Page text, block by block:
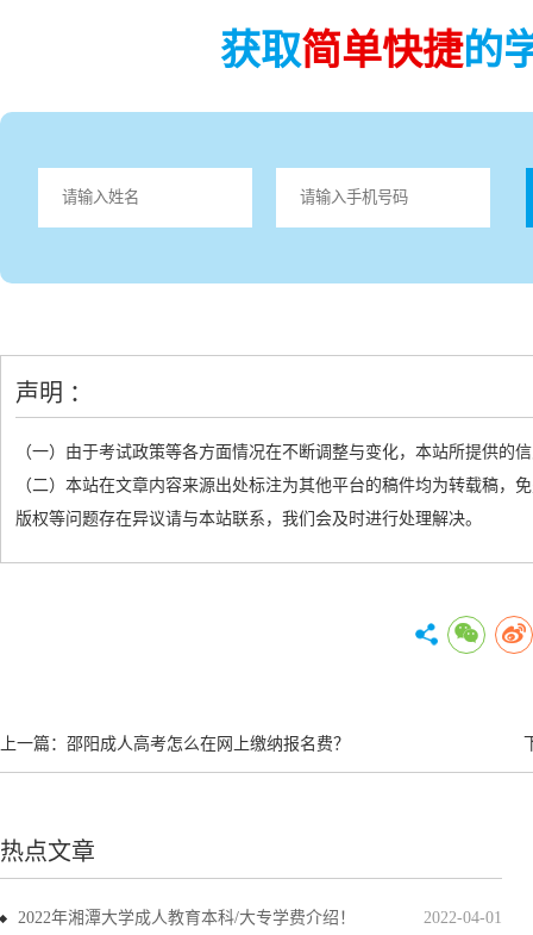
获取简单快捷的
声明 ：
（一）由于考试政策等各方面情况在不断调整与变化，本站所提供的
（二）本站在文章内容来源出处标注为其他平台的稿件均为转载稿
版权等问题存在异议请与本站联系，我们会及时进行处理解决。
上一篇： 邵阳成人高考怎么在网上缴纳报名费？
热点文章
2022-04-01
2022年湘潭大学成人教育本科/大专学费介绍！